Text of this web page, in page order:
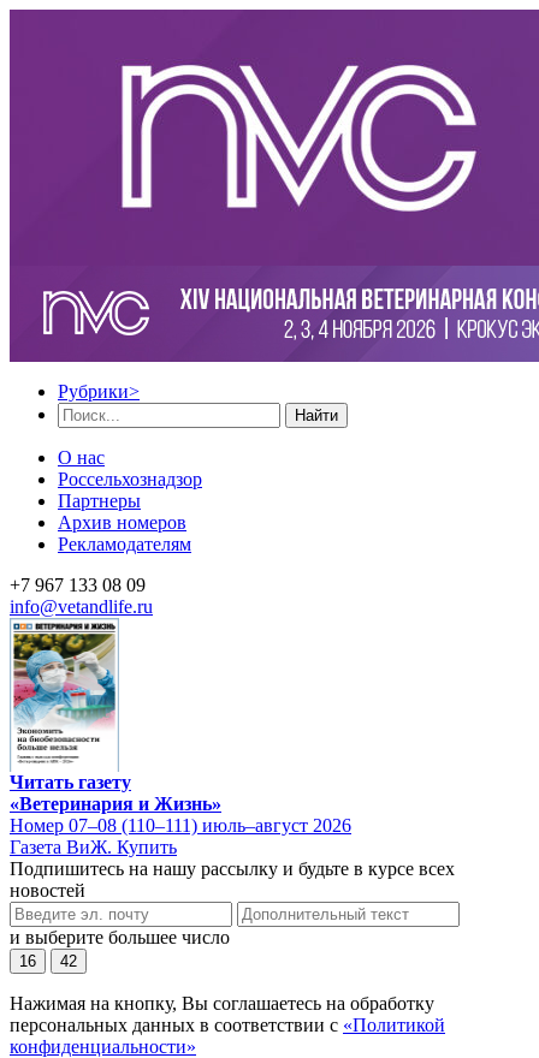
Рубрики>
Найти
О нас
Россельхознадзор
Партнеры
Архив номеров
Рекламодателям
+7 967 133 08 09
info@vetandlife.ru
Читать газету
«Ветеринария и Жизнь»
Номер 07–08 (110–111) июль–август 2026
Газета ВиЖ. Купить
Подпишитесь на нашу рассылку и будьте в курсе всех
новостей
и выберите большее число
16 42
Нажимая на кнопку, Вы соглашаетесь на обработку
персональных данных в соответствии с «Политикой
конфиденциальности»